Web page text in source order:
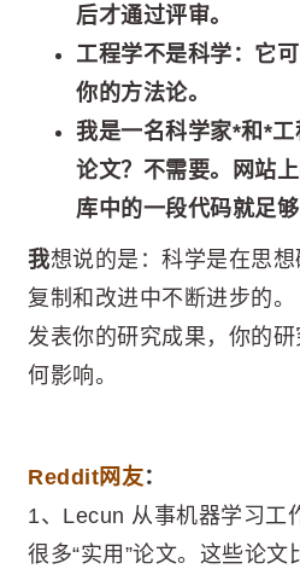
后才通过评审。
工程学不是科学：它
你的方法论。
我是一名科学家*和*
论文？不需要。网站
库中的一段代码就足够
我想说的是：科学是在思想
复制和改进中不断进步的
发表你的研究成果，你的
何影响。
Reddit网友：
1、Lecun 从事机器学习工
很多“实用”论文。这些论